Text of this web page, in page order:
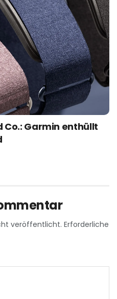
Garmin enthüllt
veröffentlicht. Erforderliche